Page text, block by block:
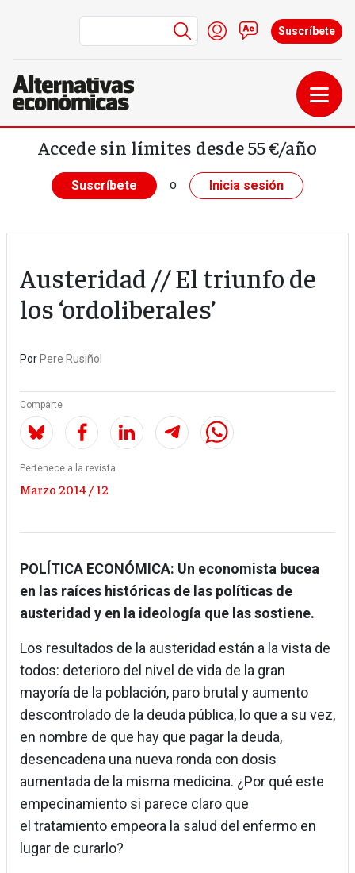
Pasar al contenido principal
Menú de cuenta de
Iniciar sesión
Contacto
Suscríbete
Accede sin límites desde 55 €/año
Suscríbete o Inicia sesión
Austeridad // El triunfo de
los ‘ordoliberales’
Por Pere Rusiñol
Comparte
Pertenece a la revista
Marzo 2014 / 12
POLÍTICA ECONÓMICA: Un economista bucea
en las raíces históricas de las políticas de
austeridad y en la ideología que las sostiene.
Los resultados de la austeridad están a la vista de
todos: deterioro del nivel de vida de la gran
mayoría de la población, paro brutal y aumento
descontrolado de la deuda pública, lo que a su vez,
en nombre de que hay que pagar la deuda,
desencadena una nueva ronda con dosis
aumentada de la misma medicina. ¿Por qué este
empecinamiento si parece claro que
el tratamiento empeora la salud del enfermo en
lugar de curarlo?